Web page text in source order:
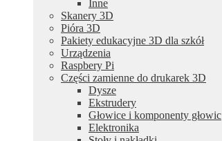
Inne
Skanery 3D
Pióra 3D
Pakiety edukacyjne 3D dla szkół
Urządzenia
Raspbery Pi
Części zamienne do drukarek 3D
Dysze
Ekstrudery
Głowice i komponenty głowic
Elektronika